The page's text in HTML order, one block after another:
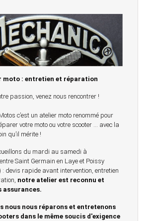
moto : entretien et réparation
passion, venez nous rencontrer !
c’est un atelier moto renommé pour
votre moto ou votre scooter … avec la
qu’il mérite !
du mardi au samedi à
Saint Germain en Laye et Poissy
: devis rapide avant intervention, entretien
notre atelier est reconnu et
assurances.
nous nous réparons et entretenons
dans le même soucis d'exigence